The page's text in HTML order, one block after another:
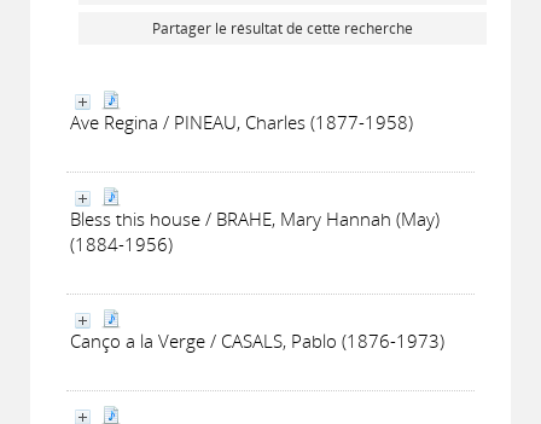
Partager le résultat de cette recherche
Ave Regina / PINEAU, Charles (1877-1958)
Bless this house / BRAHE, Mary Hannah (May)
(1884-1956)
Canço a la Verge / CASALS, Pablo (1876-1973)